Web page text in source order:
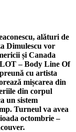
alături de
Dimulescu vor
și Canada
– Body Line Of
cu artista
mișcarea din
din corpul
un sistem
Turneul va avea
octombrie –